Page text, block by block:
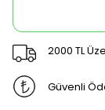
2000 TL
Güvenli